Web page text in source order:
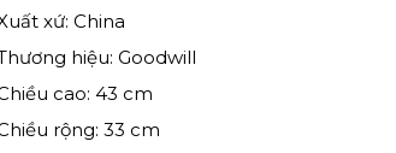
xứ: China
hiệu: Goodwill
cao: 43 cm
rộng: 33 cm